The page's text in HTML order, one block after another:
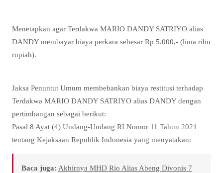
Menetapkan agar Terdakwa MARIO DANDY SATRIYO alias
DANDY membayar biaya perkara sebesar Rp 5.000,- (lima ribu
rupiah).
Jaksa Penuntut Umum membebankan biaya restitusi terhadap
Terdakwa MARIO DANDY SATRIYO alias DANDY dengan
pertimbangan sebagai berikut:
Pasal 8 Ayat (4) Undang-Undang RI Nomor 11 Tahun 2021
tentang Kejaksaan Republik Indonesia yang menyatakan:
Baca juga: Akhirnya MHD Rio Alias Abeng Divonis 7